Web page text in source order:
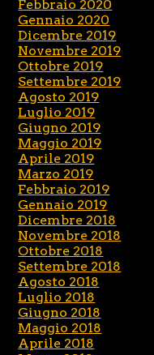
Febbraio 2020
Gennaio 2020
Dicembre 2019
Novembre 2019
Ottobre 2019
Settembre 2019
Agosto 2019
Luglio 2019
Giugno 2019
Maggio 2019
Aprile 2019
Marzo 2019
Febbraio 2019
Gennaio 2019
Dicembre 2018
Novembre 2018
Ottobre 2018
Settembre 2018
Agosto 2018
Luglio 2018
Giugno 2018
Maggio 2018
Aprile 2018